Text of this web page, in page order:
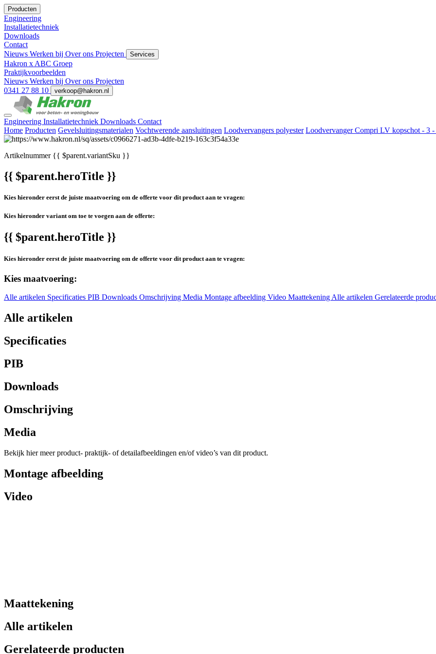
Producten
Engineering
Installatietechniek
Downloads
Contact
Nieuws Werken bij Over ons Projecten Services
Hakron x ABC Groep
Praktijkvoorbeelden
Nieuws Werken bij Over ons Projecten
0341 27 88 10
verkoop@hakron.nl
Engineering Installatietechniek Downloads Contact
Home Producten Gevelsluitingsmaterialen Vochtwerende aansluitingen Loodvervangers polyester Loodvervanger Compri LV kopschot - 3
Artikelnummer{{ $parent.variantSku }}
{{ $parent.heroTitle }}
Kies hieronder eerst de juiste maatvoering om de offerte voor dit product aan te vragen:
Kies hieronder variant om toe te voegen aan de offerte:
{{ $parent.heroTitle }}
Kies hieronder eerst de juiste maatvoering om de offerte voor dit product aan te vragen:
Kies maatvoering:
Alle artikelen Specificaties PIB Downloads Omschrijving Media Montage afbeelding Video MaattekeningAlle artikelen Gerelateerde
Alle artikelen
Specificaties
PIB
Downloads
Omschrijving
Media
Bekijk hier meer product- praktijk- of detailafbeeldingen en/of video’s van dit product.
Montage afbeelding
Video
Maattekening
Alle artikelen
Gerelateerde producten